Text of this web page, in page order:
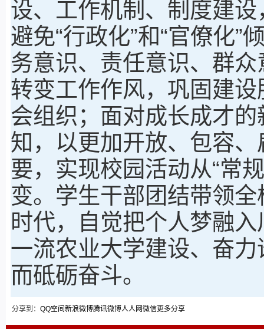
设、工作机制、制度建
避免“行政化”和“官僚化
务意识、责任意识、群
转变工作作风，巩固建
会组织；面对成长成才
知，以更加开放、包容
要，实现校园活动从“常
变。学生干部团结带领
时代，自觉把个人梦融
一流农业大学建设、奋
而砥砺奋斗。
分享到： QQ空间 新浪微博腾讯微博人人网微信更多分享